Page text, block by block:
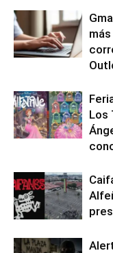
Los